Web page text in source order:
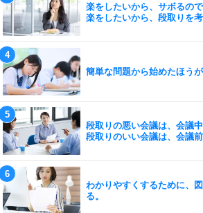
楽をしたいから、サボるので
楽をしたいから、段取りを考
簡単な問題から始めたほうが
段取りの悪い会議は、会議中
段取りのいい会議は、会議前
わかりやすくするために、
る。